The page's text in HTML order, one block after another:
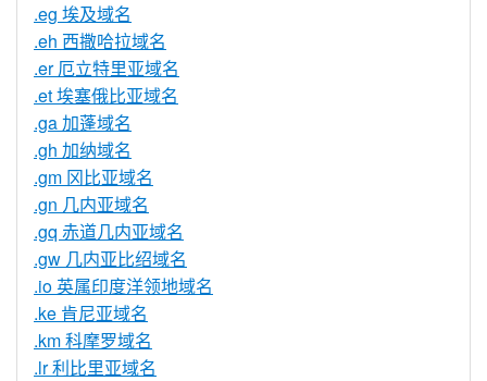
.eg 埃及域名
.eh 西撒哈拉域名
.er 厄立特里亚域名
.et 埃塞俄比亚域名
.ga 加蓬域名
.gh 加纳域名
.gm 冈比亚域名
.gn 几内亚域名
.gq 赤道几内亚域名
.gw 几内亚比绍域名
.io 英属印度洋领地域名
.ke 肯尼亚域名
.km 科摩罗域名
.lr 利比里亚域名